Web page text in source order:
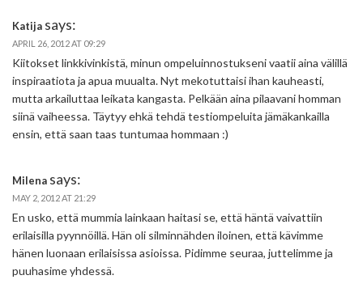
Katija says:
APRIL 26, 2012 AT 09:29
Kiitokset linkkivinkistä, minun ompeluinnostukseni vaatii aina välillä
inspiraatiota ja apua muualta. Nyt mekotuttaisi ihan kauheasti,
mutta arkailuttaa leikata kangasta. Pelkään aina pilaavani homman
siinä vaiheessa. Täytyy ehkä tehdä testiompeluita jämäkankailla
ensin, että saan taas tuntumaa hommaan :)
Milena says:
MAY 2, 2012 AT 21:29
En usko, että mummia lainkaan haitasi se, että häntä vaivattiin
erilaisilla pyynnöillä. Hän oli silminnähden iloinen, että kävimme
hänen luonaan erilaisissa asioissa. Pidimme seuraa, juttelimme ja
puuhasime yhdessä.